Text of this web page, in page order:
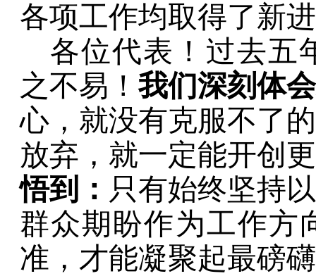
各项工作均取得了新
各位代表！ 过去五
之不易！我们深刻体
心，就没有克服不了
放弃，就一定能开创
悟到： 只有始终坚持
群众期盼作为工作方
准，才能凝聚起最磅